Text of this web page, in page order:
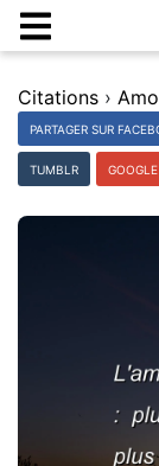
Citations ›
PARTAGER SUR
TUMBLR GOOGLE